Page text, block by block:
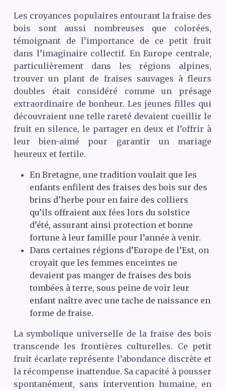
Les croyances populaires entourant la fraise des
bois sont aussi nombreuses que colorées,
témoignant de l’importance de ce petit fruit
dans l’imaginaire collectif. En Europe centrale,
particulièrement dans les régions alpines,
trouver un plant de fraises sauvages à fleurs
doubles était considéré comme un présage
extraordinaire de bonheur. Les jeunes filles qui
découvraient une telle rareté devaient cueillir le
fruit en silence, le partager en deux et l’offrir à
leur bien-aimé pour garantir un mariage
heureux et fertile.
En Bretagne, une tradition voulait que les
enfants enfilent des fraises des bois sur des
brins d’herbe pour en faire des colliers
qu’ils offraient aux fées lors du solstice
d’été, assurant ainsi protection et bonne
fortune à leur famille pour l’année à venir.
Dans certaines régions d’Europe de l’Est, on
croyait que les femmes enceintes ne
devaient pas manger de fraises des bois
tombées à terre, sous peine de voir leur
enfant naître avec une tache de naissance en
forme de fraise.
La symbolique universelle de la fraise des bois
transcende les frontières culturelles. Ce petit
fruit écarlate représente l’abondance discrète et
la récompense inattendue. Sa capacité à pousser
spontanément, sans intervention humaine, en